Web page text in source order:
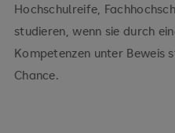
Hochschulreife,
studieren, wenn sie durch
Kompetenzen unter Beweis
Chance.